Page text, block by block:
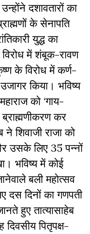
दशावतारों का
के सेनापति
युद्ध का
में शंबूक-रावण
के विरोध में कर्ण-
किया। भविष्य
को ‘गाय-
ब्राह्मणीकरण कर
शिवाजी राजा को
उसके लिए 35 पन्नों
भविष्य में कोई
बली महोत्सव
दस दिनों का गणपती
हुए तात्यासाहेब
पितृपक्ष-